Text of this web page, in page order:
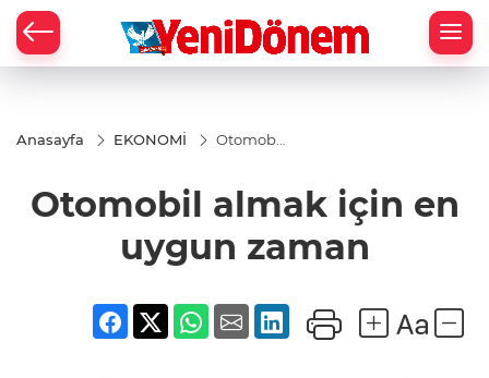
Anasayfa EKONOMİ
Otomobil
uygun
zaman
Otomobil almak için en
uygun zaman